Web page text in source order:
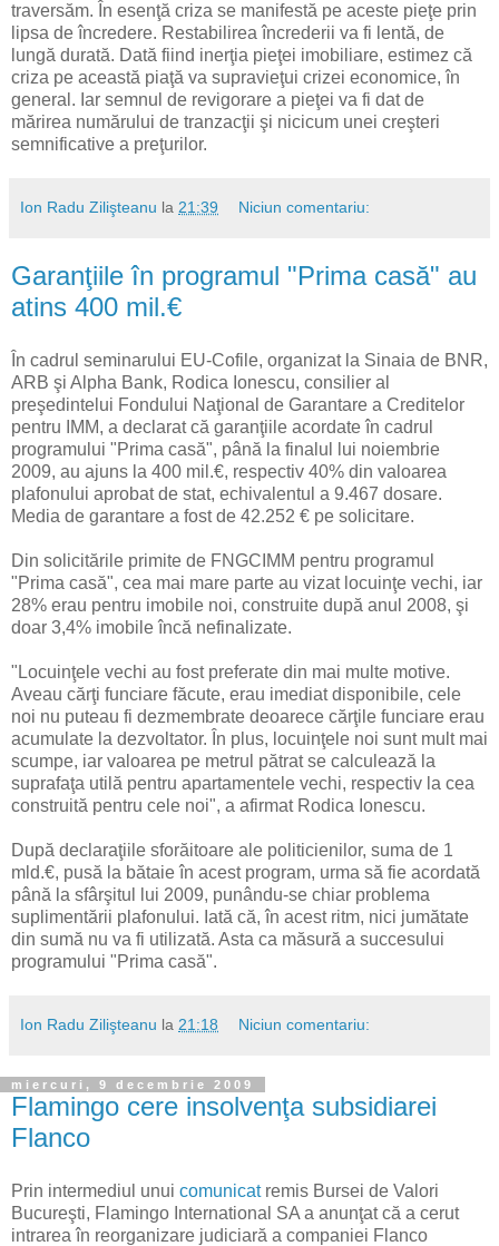
traversăm. În esenţă criza se manifestă pe aceste pieţe prin
lipsa de încredere. Restabilirea încrederii va fi lentă, de
lungă durată. Dată fiind inerţia pieţei imobiliare, estimez că
criza pe această piaţă va supravieţui crizei economice, în
general. Iar semnul de revigorare a pieţei va fi dat de
mărirea numărului de tranzacţii şi nicicum unei creşteri
semnificative a preţurilor.
Ion Radu Zilişteanu la 21:39 Niciun comentariu:
Garanţiile în programul "Prima casă" au
atins 400 mil.€
În cadrul seminarului EU-Cofile, organizat la Sinaia de BNR,
ARB şi Alpha Bank, Rodica Ionescu, consilier al
preşedintelui Fondului Naţional de Garantare a Creditelor
pentru IMM, a declarat că garanţiile acordate în cadrul
programului "Prima casă", până la finalul lui noiembrie
2009, au ajuns la 400 mil.€, respectiv 40% din valoarea
plafonului aprobat de stat, echivalentul a 9.467 dosare.
Media de garantare a fost de 42.252 € pe solicitare.
Din solicitările primite de FNGCIMM pentru programul
"Prima casă", cea mai mare parte au vizat locuinţe vechi, iar
28% erau pentru imobile noi, construite după anul 2008, şi
doar 3,4% imobile încă nefinalizate.
"Locuinţele vechi au fost preferate din mai multe motive.
Aveau cărţi funciare făcute, erau imediat disponibile, cele
noi nu puteau fi dezmembrate deoarece cărţile funciare erau
acumulate la dezvoltator. În plus, locuinţele noi sunt mult mai
scumpe, iar valoarea pe metrul pătrat se calculează la
suprafaţa utilă pentru apartamentele vechi, respectiv la cea
construită pentru cele noi", a afirmat Rodica Ionescu.
După declaraţiile sforăitoare ale politicienilor, suma de 1
mld.€, pusă la bătaie în acest program, urma să fie acordată
până la sfârşitul lui 2009, punându-se chiar problema
suplimentării plafonului. Iată că, în acest ritm, nici jumătate
din sumă nu va fi utilizată. Asta ca măsură a succesului
programului "Prima casă".
Ion Radu Zilişteanu la 21:18 Niciun comentariu:
miercuri, 9 decembrie 2009
Flamingo cere insolvenţa subsidiarei
Flanco
Prin intermediul unui comunicatremis Bursei de Valori
Bucureşti, Flamingo International SA a anunţat că a cerut
intrarea în reorganizare judiciară a companiei Flanco